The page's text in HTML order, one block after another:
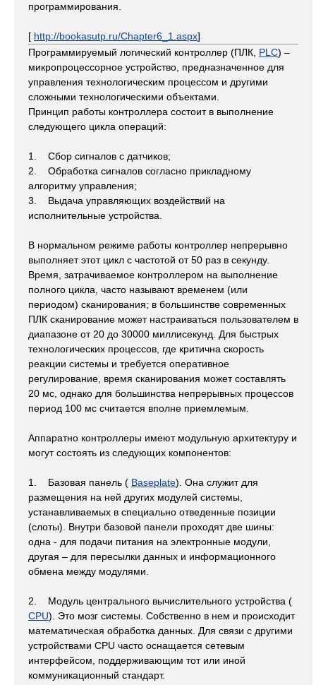
программирования.
[ http://bookasutp.ru/Chapter6_1.aspx]
Программируемый логический контроллер (ПЛК, PLC) –
микропроцессорное устройство, предназначенное для
управления технологическим процессом и другими
сложными технологическими объектами.
Принцип работы контроллера состоит в выполнение
следующего цикла операций:
1. Сбор сигналов с датчиков;
2. Обработка сигналов согласно прикладному
алгоритму управления;
3. Выдача управляющих воздействий на
исполнительные устройства.
В нормальном режиме работы контроллер непрерывно
выполняет этот цикл с частотой от 50 раз в секунду.
Время, затрачиваемое контроллером на выполнение
полного цикла, часто называют временем (или
периодом) сканирования; в большинстве современных
ПЛК сканирование может настраиваться пользователем в
диапазоне от 20 до 30000 миллисекунд. Для быстрых
технологических процессов, где критична скорость
реакции системы и требуется оперативное
регулирование, время сканирования может составлять
20 мс, однако для большинства непрерывных процессов
период 100 мс считается вполне приемлемым.
Аппаратно контроллеры имеют модульную архитектуру и
могут состоять из следующих компонентов:
1. Базовая панель ( Baseplate). Она служит для
размещения на ней других модулей системы,
устанавливаемых в специально отведенные позиции
(слоты). Внутри базовой панели проходят две шины:
одна - для подачи питания на электронные модули,
другая – для пересылки данных и информационного
обмена между модулями.
2. Модуль центрального вычислительного устройства (
СPU). Это мозг системы. Собственно в нем и происходит
математическая обработка данных. Для связи с другими
устройствами CPU часто оснащается сетевым
интерфейсом, поддерживающим тот или иной
коммуникационный стандарт.